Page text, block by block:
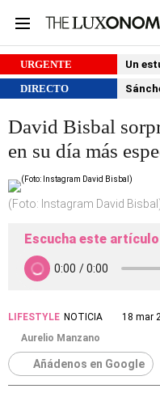
URGENTE
Un
DIRECTO
David Bisbal
en su día más
(Foto: Instagram David
Escucha este artículo
LIFESTYLE NOTICIA
18 mar
Aurelio Manzano
Añádenos en Google